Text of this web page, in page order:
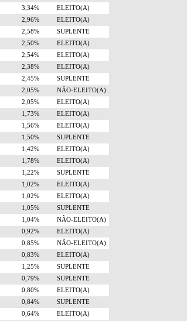
3,34%
ELEITO(A)
2,96%
ELEITO(A)
2,58%
SUPLENTE
2,50%
ELEITO(A)
2,54%
ELEITO(A)
2,38%
ELEITO(A)
2,45%
SUPLENTE
2,05%
NÃO-ELEITO(A)
2,05%
ELEITO(A)
1,73%
ELEITO(A)
1,56%
ELEITO(A)
1,50%
SUPLENTE
1,42%
ELEITO(A)
1,78%
ELEITO(A)
1,22%
SUPLENTE
1,02%
ELEITO(A)
1,02%
ELEITO(A)
1,05%
SUPLENTE
1,04%
NÃO-ELEITO(A)
0,92%
ELEITO(A)
0,85%
NÃO-ELEITO(A)
0,83%
ELEITO(A)
1,25%
SUPLENTE
0,79%
SUPLENTE
0,80%
ELEITO(A)
0,84%
SUPLENTE
0,64%
ELEITO(A)